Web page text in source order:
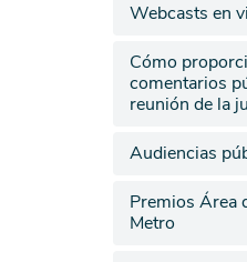
Webcasts en
Cómo
comentarios
reunión de la
Audiencias
Premios Área
Metro